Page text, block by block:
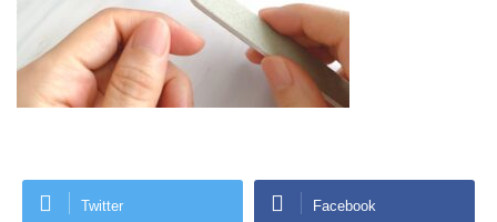
Twitter Facebook